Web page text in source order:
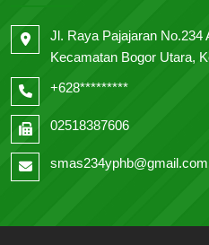
Jl. Raya Pajajaran No.234
Kecamatan Bogor Utara,
+628*********
02518387606
smas234yphb@gmail.com